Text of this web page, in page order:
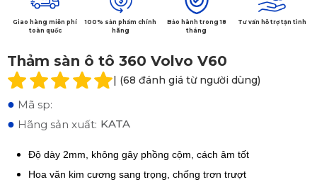
Giao hàng miễn phí
toàn quốc
100% sản phẩm chính
hãng
Bảo hành trong 18
tháng
Tư vấn hỗ trợ tận tình
Thảm sàn ô tô 360 Volvo V60
| (68 đánh giá từ người dùng)
● Mã sp:
● Hãng sản xuất: KATA
Độ dày 2mm, không gây phồng cộm, cách âm tốt
Hoa văn kim cương sang trọng, chống trơn trượt